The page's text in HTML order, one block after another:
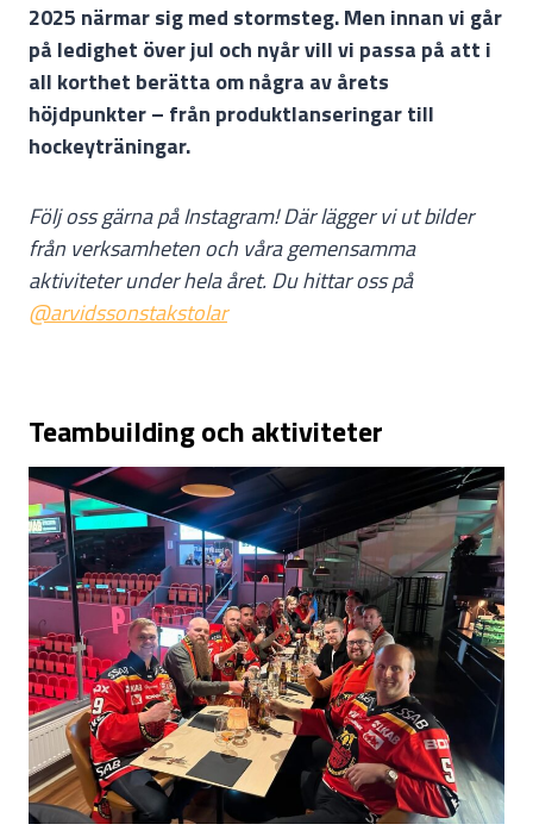
2025 närmar sig med stormsteg. Men innan vi går
på ledighet över jul och nyår vill vi passa på att i
all korthet berätta om några av årets
höjdpunkter – från produktlanseringar till
hockeyträningar.
Följ oss gärna på Instagram! Där lägger vi ut bilder
från verksamheten och våra gemensamma
aktiviteter under hela året. Du hittar oss på
@arvidssonstakstolar
Teambuilding och aktiviteter